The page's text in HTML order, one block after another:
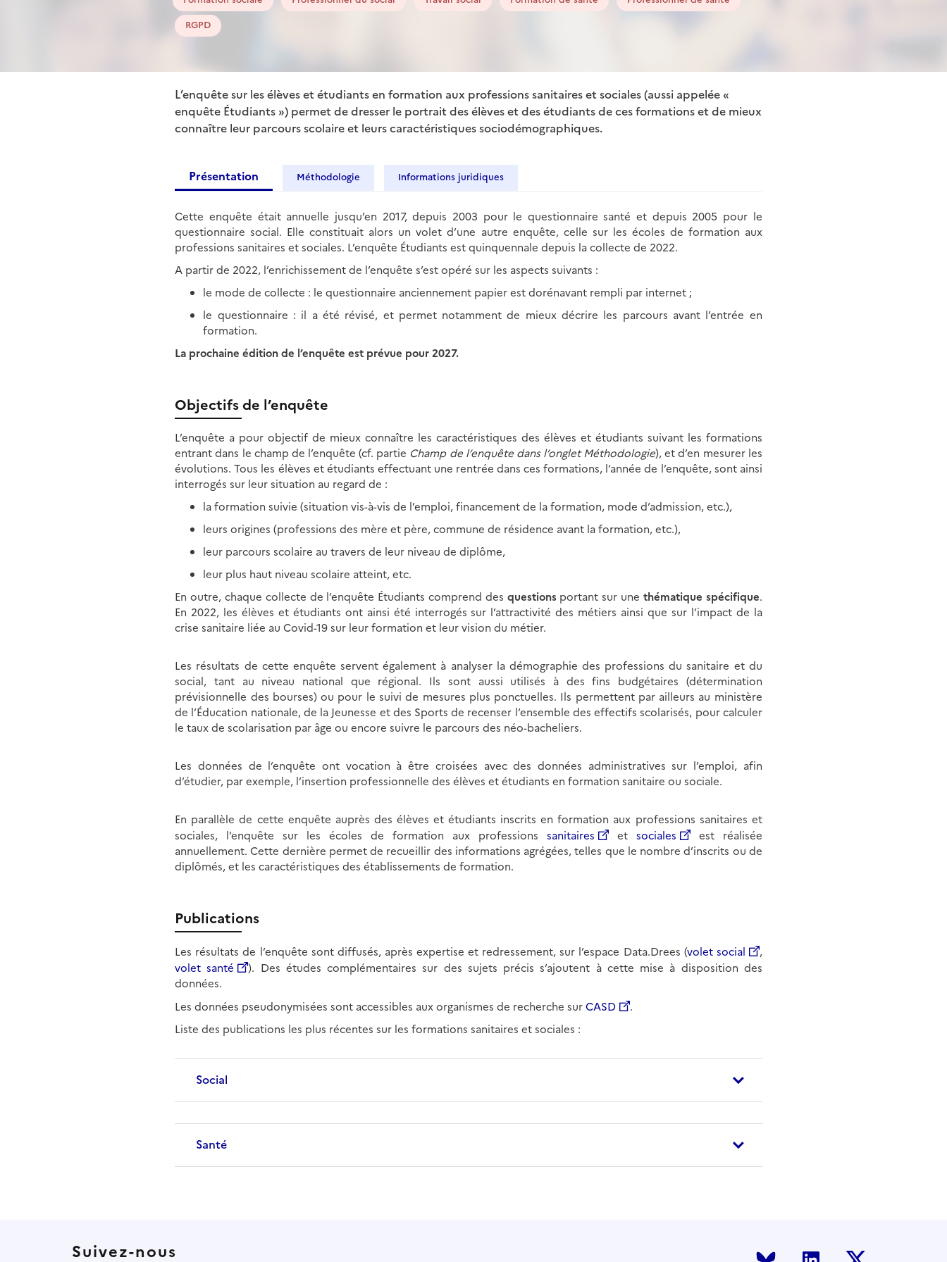
RGPD
L’enquête sur les élèves et étudiants en formation aux professions sanitaires et sociales (aussi appelée «
enquête Étudiants ») permet de dresser le portrait des élèves et des étudiants de ces formations et de mieux
connaître leur parcours scolaire et leurs caractéristiques sociodémographiques.
Présentation Méthodologie Informations juridiques
Cette enquête était annuelle jusqu’en 2017, depuis 2003 pour le questionnaire santé et depuis 2005 pour le
questionnaire social. Elle constituait alors un volet d’une autre enquête, celle sur les écoles de formation aux
professions sanitaires et sociales. L’enquête Étudiants est quinquennale depuis la collecte de 2022.
A partir de 2022, l’enrichissement de l’enquête s’est opéré sur les aspects suivants :
le mode de collecte : le questionnaire anciennement papier est dorénavant rempli par internet ;
le questionnaire : il a été révisé, et permet notamment de mieux décrire les parcours avant l’entrée en
formation.
La prochaine édition de l’enquête est prévue pour 2027.
Objectifs de l’enquête
L’enquête a pour objectif de mieux connaître les caractéristiques des élèves et étudiants suivant les formations
entrant dans le champ de l’enquête (cf. partie Champ de l’enquête dans l’onglet Méthodologie), et d’en mesurer les
évolutions. Tous les élèves et étudiants effectuant une rentrée dans ces formations, l’année de l’enquête, sont ainsi
interrogés sur leur situation au regard de :
la formation suivie (situation vis-à-vis de l’emploi, financement de la formation, mode d’admission, etc.),
leurs origines (professions des mère et père, commune de résidence avant la formation, etc.),
leur parcours scolaire au travers de leur niveau de diplôme,
leur plus haut niveau scolaire atteint, etc.
En outre, chaque collecte de l’enquête Étudiants comprend des questionsportant sur une thématique spécifique.
En 2022, les élèves et étudiants ont ainsi été interrogés sur l’attractivité des métiers ainsi que sur l’impact de la
crise sanitaire liée au Covid-19 sur leur formation et leur vision du métier.
Les résultats de cette enquête servent également à analyser la démographie des professions du sanitaire et du
social, tant au niveau national que régional. Ils sont aussi utilisés à des fins budgétaires (détermination
prévisionnelle des bourses) ou pour le suivi de mesures plus ponctuelles. Ils permettent par ailleurs au ministère
de l’Éducation nationale, de la Jeunesse et des Sports de recenser l’ensemble des effectifs scolarisés, pour calculer
le taux de scolarisation par âge ou encore suivre le parcours des néo-bacheliers.
Les données de l’enquête ont vocation à être croisées avec des données administratives sur l’emploi, afin
d’étudier, par exemple, l’insertion professionnelle des élèves et étudiants en formation sanitaire ou sociale.
En parallèle de cette enquête auprès des élèves et étudiants inscrits en formation aux professions sanitaires et
sociales, l’enquête sur les écoles de formation aux professions sanitaires et sociales
est réalisée
annuellement. Cette dernière permet de recueillir des informations agrégées, telles que le nombre d’inscrits ou de
diplômés, et les caractéristiques des établissements de formation.
Publications
Les résultats de l’enquête sont diffusés, après expertise et redressement, sur l’espace Data.Drees (volet social
,
volet santé
). Des études complémentaires sur des sujets précis s’ajoutent à cette mise à disposition des
données.
Les données pseudonymisées sont accessibles aux organismes de recherche surCASD
.
Liste des publications les plus récentes sur les formations sanitaires et sociales :
Social
Santé
Suivez-nous